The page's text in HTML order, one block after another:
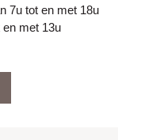
7u tot en met 18u
met 13u